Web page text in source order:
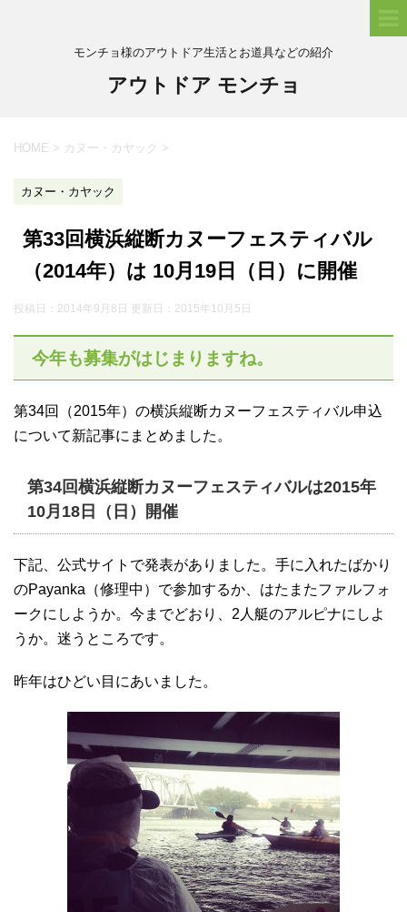
モンチョ様のアウトドア生活とお道具などの紹介
アウトドア モンチョ
HOME > カヌー・カヤック >
カヌー・カヤック
第33回横浜縦断カヌーフェスティバル
（2014年）は 10月19日（日）に開催
投稿日：2014年9月8日 更新日： 2015年10月5日
今年も募集がはじまりますね。
第34回（2015年）の横浜縦断カヌーフェスティバル申込
について新記事にまとめました。
第34回横浜縦断カヌーフェスティバルは2015年
10月18日（日）開催
下記、公式サイトで発表がありました。手に入れたばかり
のPayanka（修理中）で参加するか、はたまたファルフォ
ークにしようか。今までどおり、2人艇のアルピナにしよ
うか。迷うところです。
昨年はひどい目にあいました。